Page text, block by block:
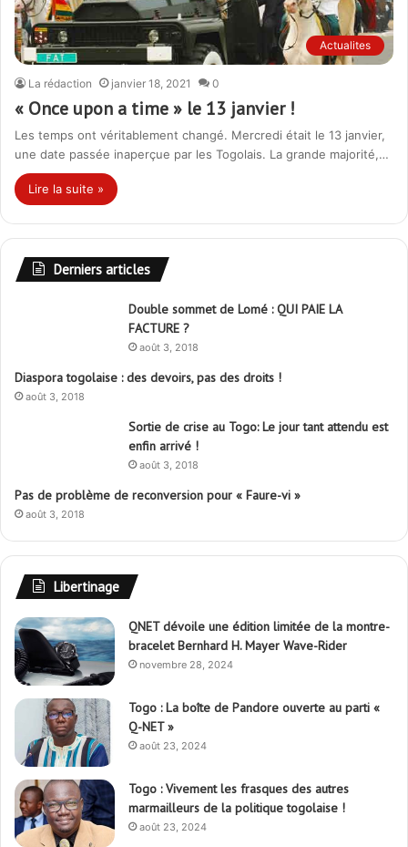
Actualites
La rédaction janvier 18, 2021 0
« Once upon a time » le 13 janvier !
Les temps ont véritablement changé. Mercredi était le 13 janvier,
une date passée inaperçue par les Togolais. La grande majorité,…
Lire la suite »
Derniers articles
Double sommet de Lomé : QUI PAIE LA
FACTURE ?
août 3, 2018
Diaspora togolaise : des devoirs, pas des droits !
août 3, 2018
Sortie de crise au Togo: Le jour tant attendu est
enfin arrivé !
août 3, 2018
Pas de problème de reconversion pour « Faure-vi »
août 3, 2018
Libertinage
QNET dévoile une édition limitée de la montre-
bracelet Bernhard H. Mayer Wave-Rider
novembre 28, 2024
Togo : La boîte de Pandore ouverte au parti «
Q-NET »
août 23, 2024
Togo : Vivement les frasques des autres
marmailleurs de la politique togolaise !
août 23, 2024